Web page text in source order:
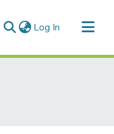
Log In (current)